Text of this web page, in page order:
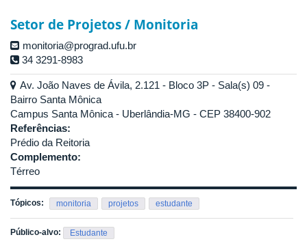
Setor de Projetos / Monitoria
monitoria@prograd.ufu.br
34 3291-8983
Av. João Naves de Ávila, 2.121 - Bloco 3P - Sala(s) 09 -
Bairro Santa Mônica
Campus Santa Mônica - Uberlândia-MG - CEP 38400-902
Referências:
Prédio da Reitoria
Complemento:
Térreo
Tópicos: monitoria projetos estudante
Público-alvo: Estudante